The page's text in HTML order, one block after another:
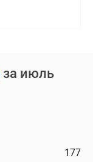
за июль
177